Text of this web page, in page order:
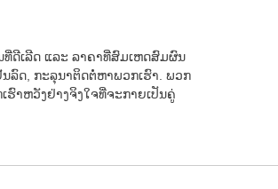
ດີເລີດ ແລະ ລາຄາທີ່ສົມເຫດສົມຜົນ
ລົດ​, ກະ​ລຸ​ນາ​ຕິດ​ຕໍ່​ຫາ​ພວກ​ເຮົາ​. ພວກ
ຮົາຫວັງຢ່າງຈິງໃຈທີ່ຈະກາຍເປັນຄູ່